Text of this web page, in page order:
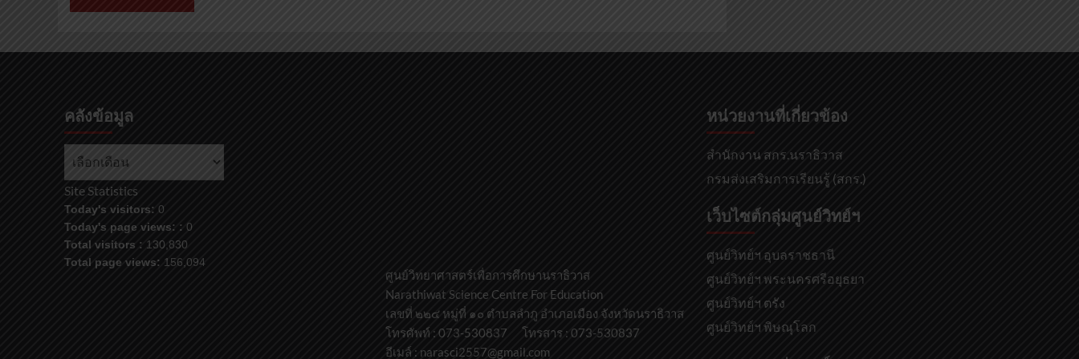
คลังข้อมูล
Site Statistics
Today's visitors: 0
Today's page views: : 0
Total visitors : 130,830
Total page views: 156,094
ศูนย์วิทยาศาสตร์เพื่อการศึกษานราธิวาส
Narathiwat Science Centre For Education
เลขที่ ๒๒๔ หมู่ที่ ๑๐ ตำบลลำภู อำเภอเมือง จังหวัดนราธิวาส
โทรศัพท์ : 073-530837 โทรสาร : 073-530837
อีเมล์ : narasci2557@gmail.com
หน่วยงานที่เกี่ยวข้อง
สำนักงาน สกร.นราธิวาส
กรมส่งเสริมการเรียนรู้ (สกร.)
เว็บไซต์กลุ่มศูนย์วิทย์ฯ
ศูนย์วิทย์ฯ อุบลราชธานี
ศูนย์วิทย์ฯ พระนครศรีอยุธยา
ศูนย์วิทย์ฯ ตรัง
ศูนย์วิทย์ฯ พิษณุโลก